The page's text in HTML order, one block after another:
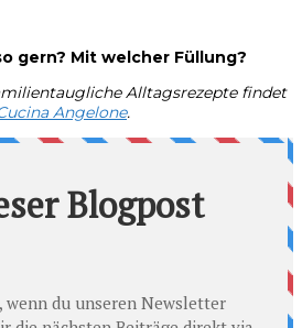
gern? Mit welcher Füllung?
Alltagsrezepte findet
Angelone.